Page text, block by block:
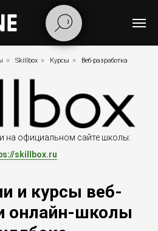
» Skillbox » Курсы » Веб-разработка
на официальном сайте школы:
skillbox.ru
и курсы веб-
онлайн-школы